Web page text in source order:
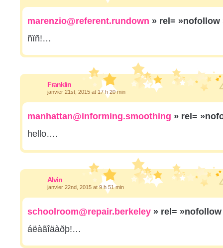
marenzio@referent.rundown » rel=
ñïñ!…
Franklin
janvier 21st, 2015 at 17 h 20 min
manhattan@informing.smoothing » rel=
hello….
Alvin
janvier 22nd, 2015 at 9 h 51 min
schoolroom@repair.berkeley » rel=
áëàãîäàðþ!…